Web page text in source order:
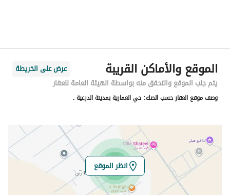
رقم المبنى
2592
الرقم الاضافي
7844
خط العرض
24.75982917896499
خط الطول
46.43410597291674
تفاصيل العقار
الموقع والأماكن القريبة
عرض على الخريطة
يتم جلب الموقع والتحقق منه بواسطة الهيئة العامة للعقار
وصف موقع العقار حسب الصك: حي العمارية بمدينة الدرعية .
انظر الموقع